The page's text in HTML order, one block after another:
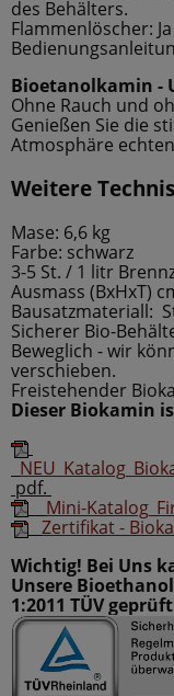
des Behälters.
Flammenlöscher: Ja
Bioetanolkamin -
Ohne Rauch und
Genießen Sie die
Atmosphäre
Weitere
Mase: 6,6 kg
Farbe: schwarz
3-5 St. / 1 litr
Ausmass (BxHxT)
Bausatzmateriall:
Sicherer Bio-
Beweglich - wir
verschieben.
Freistehender
Dieser Biokamin
pdf.
Mini-
Zertifikat -
Wichtig! Bei Uns
Unsere
1:2011 TÜV geprüft